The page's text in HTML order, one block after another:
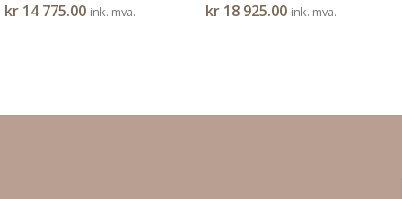
kr 14 775.00 ink. mva. kr 18 925.00 ink. mva.